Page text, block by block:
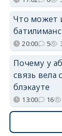
Что может
20:00 5
Почему у
связь вела
блэкауте
13:00 16